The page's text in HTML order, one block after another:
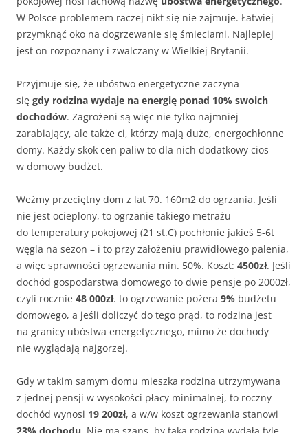
W Polsce problemem raczej nikt się nie zajmuje. Łatwiej
przymknąć oko na dogrzewanie się śmieciami. Najlepiej
jest on rozpoznany i zwalczany w Wielkiej Brytanii.
Przyjmuje się, że ubóstwo energetyczne zaczyna
się gdy rodzina wydaje na energię ponad 10% swoich
dochodów. Zagrożeni są więc nie tylko najmniej
zarabiający, ale także ci, którzy mają duże, energochłonne
domy. Każdy skok cen paliw to dla nich dodatkowy cios
w domowy budżet.
Weźmy przeciętny dom z lat 70. 160m2 do ogrzania. Jeśli
nie jest ocieplony, to ogrzanie takiego metrażu
do temperatury pokojowej (21 st.C) pochłonie jakieś 5-6t
węgla na sezon – i to przy założeniu prawidłowego palenia,
a więc sprawności ogrzewania min. 50%. Koszt: 4500zł. Jeśli
dochód gospodarstwa domowego to dwie pensje po 2000zł,
czyli rocznie 48 000zł. to ogrzewanie pożera 9% budżetu
domowego, a jeśli doliczyć do tego prąd, to rodzina jest
na granicy ubóstwa energetycznego, mimo że dochody
nie wyglądają najgorzej.
Gdy w takim samym domu mieszka rodzina utrzymywana
z jednej pensji w wysokości płacy minimalnej, to roczny
dochód wynosi 19 200zł, a w/w koszt ogrzewania stanowi
23% dochodu. Nie ma szans, by taka rodzina wydała tyle